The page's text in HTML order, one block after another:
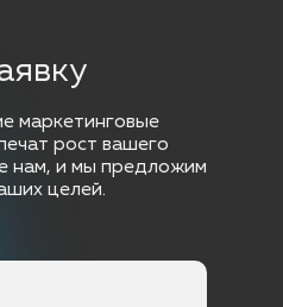
маркетинговые
рост вашего
нам, и мы предложим
целей.